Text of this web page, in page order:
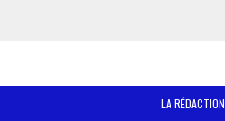
LA RÉDACTION